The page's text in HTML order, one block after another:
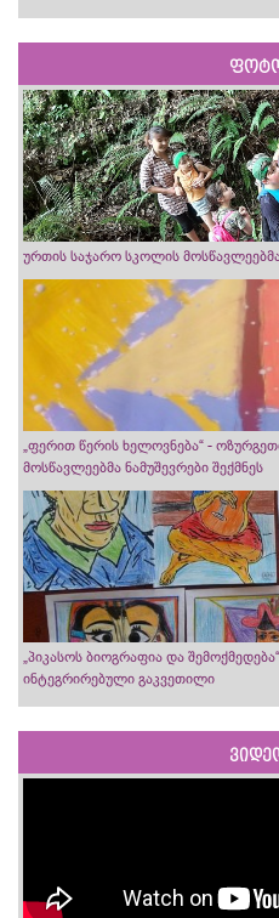
ურთის საჯარო სკოლის
„ფერით წერის ხელოვნება“ -
მოსწავლეებმა ნამუშევრები შექმნეს
„პიკასოს ბიოგრაფია და
ინტეგრირებული გაკვეთილი